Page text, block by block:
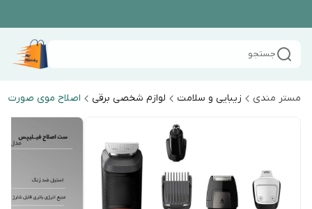
جستجو
مستر مندی زیبایی و سلامت لوازم شخصی برقی اصلاح موی صورت